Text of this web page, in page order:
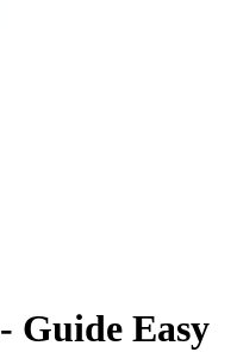
- Guide Easy